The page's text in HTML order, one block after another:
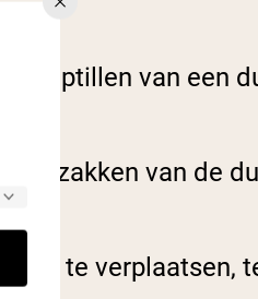
optillen van een
zakken van de
te verplaatsen,